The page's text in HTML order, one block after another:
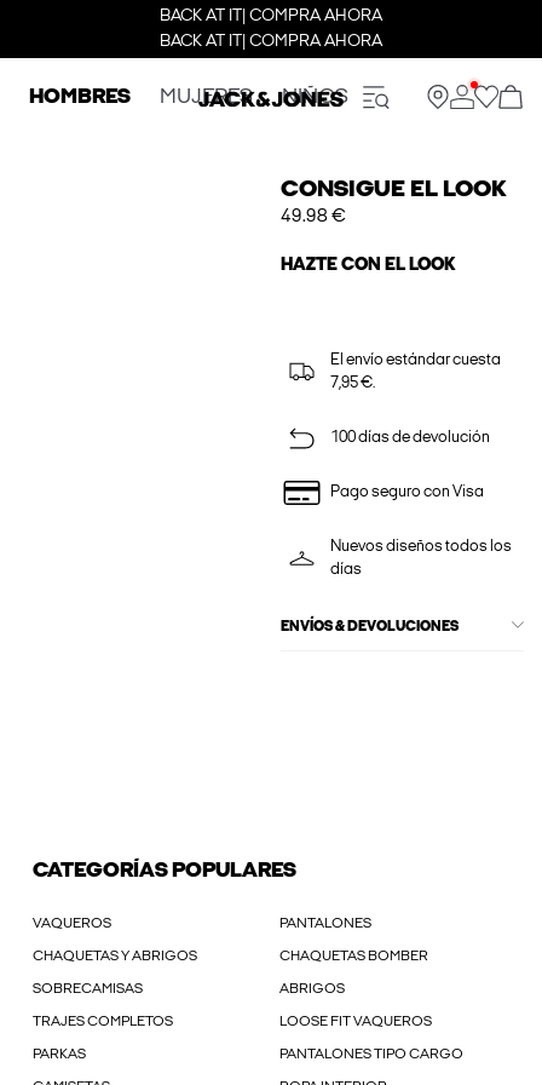
BACK AT IT| COMPRA AHORA
BACK AT IT| COMPRA AHORA
HOMBRES MUJERES NIÑOS
CONSIGUE EL LOOK
49.98 €
HAZTE CON EL LOOK
El envío estándar cuesta
7,95 €.
100 días de devolución
Pago seguro con Visa
Nuevos diseños todos los
días
ENVÍOS & DEVOLUCIONES
CATEGORÍAS POPULARES
VAQUEROS PANTALONES
CHAQUETAS Y ABRIGOS CHAQUETAS BOMBER
SOBRECAMISAS ABRIGOS
TRAJES COMPLETOS LOOSE FIT VAQUEROS
PARKAS PANTALONES TIPO CARGO